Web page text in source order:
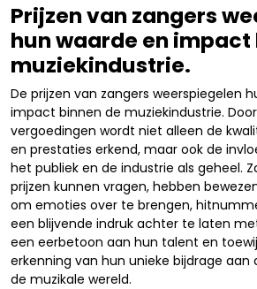
Prijzen van zangers
hun waarde en impact
muziekindustrie.
De prijzen van zangers weerspiegelen
impact binnen de muziekindustrie.
vergoedingen wordt niet alleen de
en prestaties erkend, maar ook de
het publiek en de industrie als geheel.
prijzen kunnen vragen, hebben
om emoties over te brengen,
een blijvende indruk achter te laten
een eerbetoon aan hun talent en
erkenning van hun unieke bijdrage aan
de muzikale wereld.